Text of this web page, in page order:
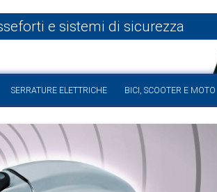
e sistemi di sicurezza
SERRATURE ELETTRICHE BICI, SCOOTER E MOTO